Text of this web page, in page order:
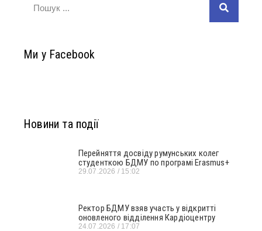
Ми у Facebook
Новини та події
Перейняття досвіду румунських колег
студенткою БДМУ по програмі Erasmus+
29.07.2026 15:02
Ректор БДМУ взяв участь у відкритті
оновленого відділення Кардіоцентру
24.07.2026 17:07